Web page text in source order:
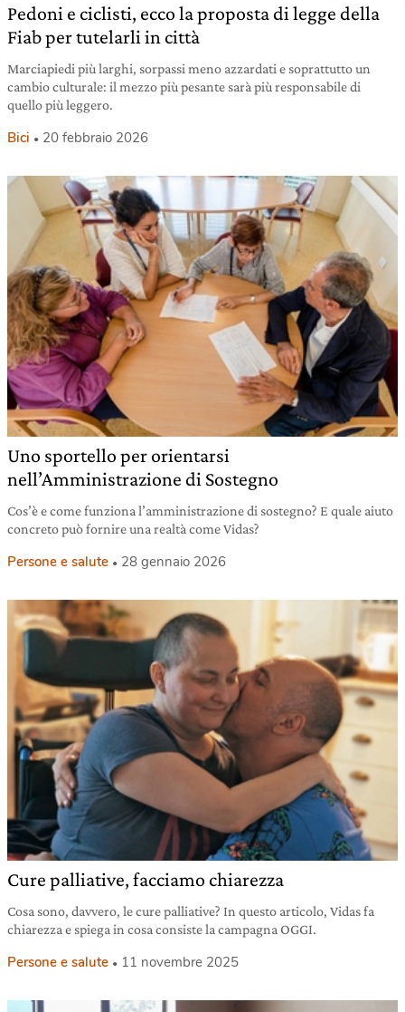
Pedoni e ciclisti, ecco la proposta di legge della
Fiab per tutelarli in città
Marciapiedi più larghi, sorpassi meno azzardati e soprattutto un
cambio culturale: il mezzo più pesante sarà più responsabile di
quello più leggero.
Bici 20 febbraio 2026
Uno sportello per orientarsi
nell’Amministrazione di Sostegno
Cos’è e come funziona l’amministrazione di sostegno? E quale aiuto
concreto può fornire una realtà come Vidas?
Persone e salute 28 gennaio 2026
Cure palliative, facciamo chiarezza
Cosa sono, davvero, le cure palliative? In questo articolo, Vidas fa
chiarezza e spiega in cosa consiste la campagna OGGI.
Persone e salute 11 novembre 2025